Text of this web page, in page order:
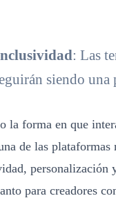
: Las
siendo
la forma en que
de las
personalización
para creadores